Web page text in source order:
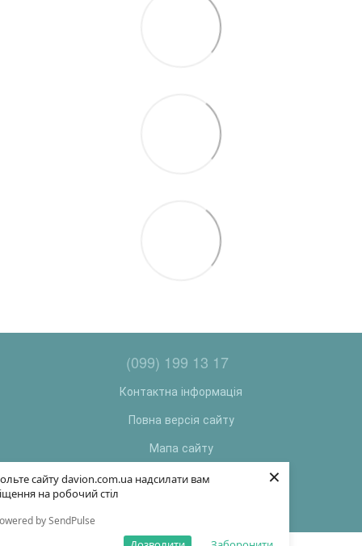
сайту davion.com.ua надсилати вам
на робочий стіл
by SendPulse
×
(099) 199 13 17
Контактна інформація
Повна версія сайту
Мапа сайту
© 2026